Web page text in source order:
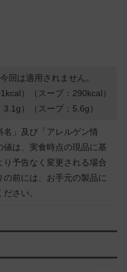
回は適用されません。
）（スープ：290kcal）
）（スープ：5.6g）
」及び「アレルゲン情
は、実食時点の現品に基
予告なく変更される場合
前には、お手元の製品に
さい。